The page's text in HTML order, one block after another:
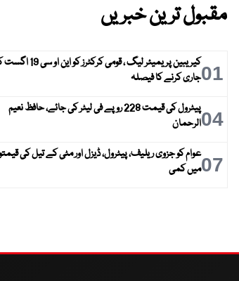
مقبول ترین خبریں
01
کیریبین پریمیئر لیگ ، قومی کرکٹرز کو این او
جاری کرنے کا فیصلہ
04
پیٹرول کی قیمت 228 روپے فی لیٹر کی جائے، حافظ نعیم
الرحمان
07عوام کو جزوی ریلیف، پیٹرول، ڈیزل اور مٹی کے تیل کی
میں کمی